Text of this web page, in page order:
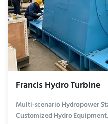
Francis Hydro Turbine
Multi-scenario Hydropower
Customized Hydro